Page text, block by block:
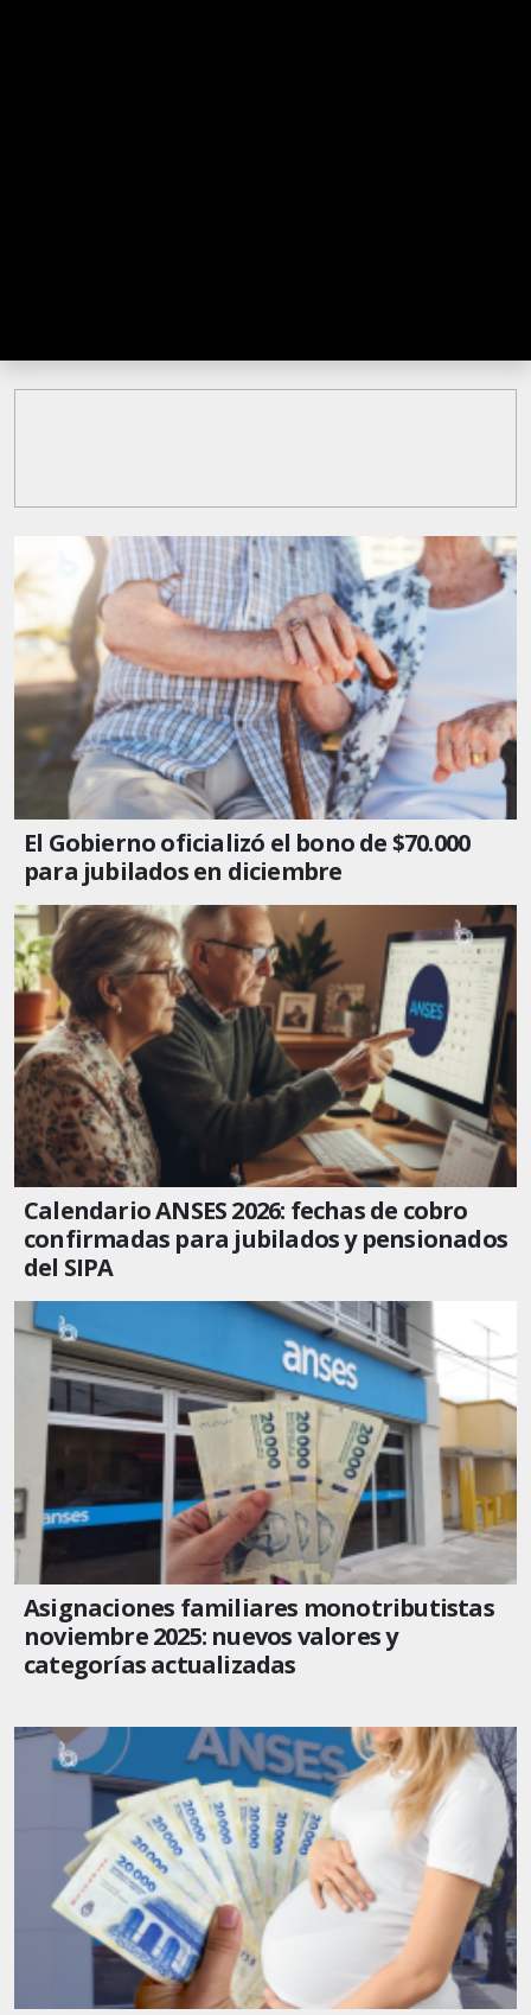
El Gobierno oficializó el bono de $70.000
para jubilados en diciembre
Calendario ANSES 2026: fechas de cobro
confirmadas para jubilados y pensionados
del SIPA
Asignaciones familiares monotributistas
noviembre 2025: nuevos valores y
categorías actualizadas